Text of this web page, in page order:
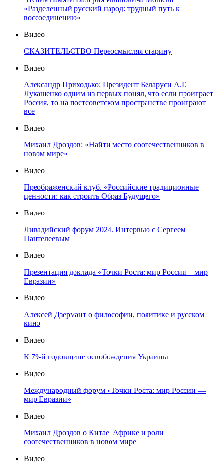
«Разделенный русский народ: трудный путь к
воссоединению»
Видео
СКАЗИТЕЛЬСТВО Переосмысляя старину
Видео
Александр Приходько: Президент Беларуси А.Г.
Лукашенко одним из первых понял, что если проиграет
Россия, то на постсоветском пространстве проиграют
все
Видео
Михаил Дроздов: «Найти место соотечественников в
новом мире»
Видео
Преображенский клуб. «Российские традиционные
ценности: как строить Образ Будущего»
Видео
Ливадийский форум 2024. Интервью с Сергеем
Пантелеевым
Видео
Презентация доклада «Точки Роста: мир России – мир
Евразии»
Видео
Алексей Дзермант о философии, политике и русском
кино
Видео
К 79-й годовщине освобождения Украины
Видео
Международный форум «Точки Роста: мир России —
мир Евразии»
Видео
Михаил Дроздов о Китае, Африке и роли
соотечественников в новом мире
Видео